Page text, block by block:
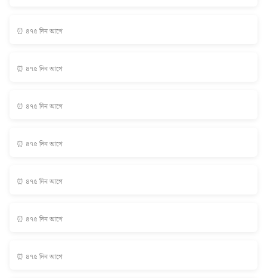
⏰ ৪৭৫ দিন আগে
⏰ ৪৭৫ দিন আগে
⏰ ৪৭৫ দিন আগে
⏰ ৪৭৫ দিন আগে
⏰ ৪৭৫ দিন আগে
⏰ ৪৭৫ দিন আগে
⏰ ৪৭৫ দিন আগে